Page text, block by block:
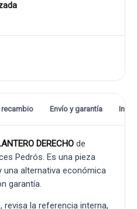
Envío y garantía
DERECHO de
Pedrós. Es una pieza
una alternativa económica
garantía.
revisa la referencia interna,